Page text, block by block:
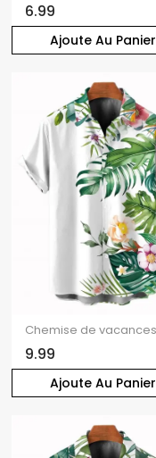
Ajoute Au Panier
6.99
Ajoute Au Panier
9.99